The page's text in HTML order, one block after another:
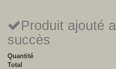
Produit ajouté
succès
Quantité
Total